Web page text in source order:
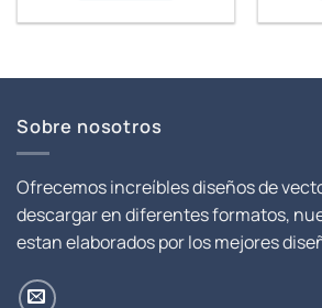
$ 120.00.$ 48.99.
Sobre nosotros
Ofrecemos increíbles diseños de
descargar en diferentes formatos,
estan elaborados por los mejores